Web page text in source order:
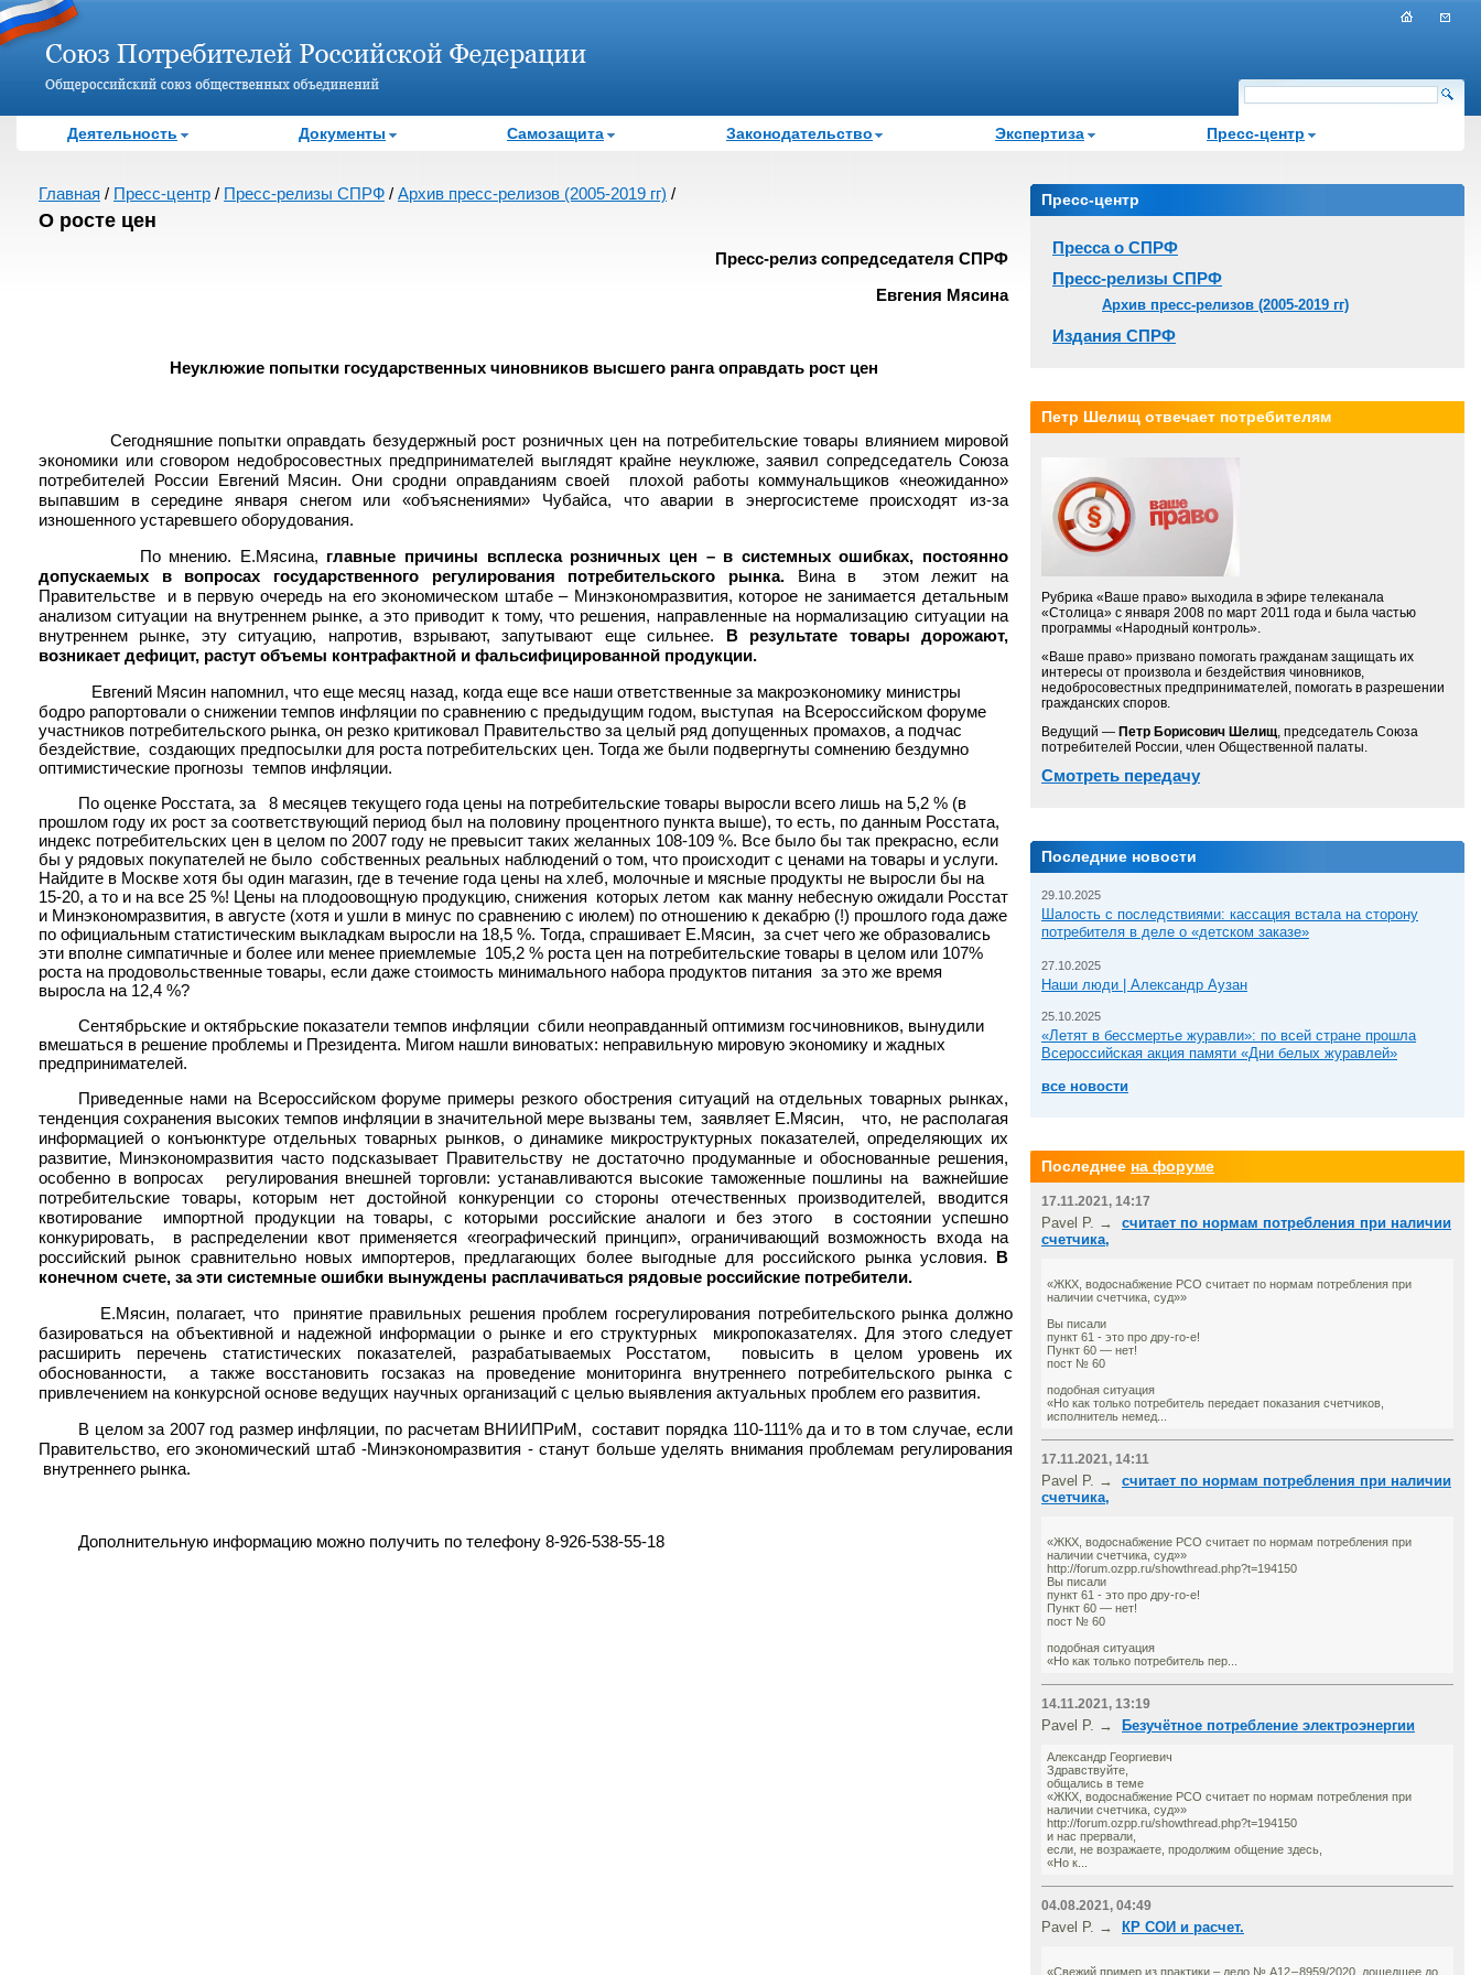
Деятельность Документы Самозащита Законодательство Экспертиза Пресс-центр
Главная / Пресс-центр / Пресс-релизы СПРФ / Архив пресс-релизов (2005-2019 гг) /
О росте цен
Пресс-релиз сопредседателя СПРФ
Евгения Мясина
Неуклюжие попытки государственных чиновников высшего ранга оправдать рост цен
Сегодняшние попытки оправдать безудержный рост розничных цен на потребительские товары влиянием мировой
экономики или сговором недобросовестных предпринимателей выглядят крайне неуклюже, заявил сопредседатель Союза
потребителей России Евгений Мясин. Они сродни оправданиям своей
плохой работы коммунальщиков «неожиданно»
выпавшим в середине января снегом или «объяснениями» Чубайса, что аварии в энергосистеме происходят из-за
изношенного устаревшего оборудования.
По мнению. Е.Мясина, главные причины всплеска розничных цен – в системных ошибках, постоянно
допускаемых в вопросах государственного регулирования потребительского рынка. Вина в
этом лежит на
Правительстве
и в первую очередь на его экономическом штабе – Минэкономразвития, которое не занимается детальным
анализом ситуации на внутреннем рынке, а это приводит к тому, что решения, направленные на нормализацию ситуации на
внутреннем рынке, эту ситуацию, напротив, взрывают, запутывают еще сильнее. В результате товары дорожают,
возникает дефицит, растут объемы контрафактной и фальсифицированной продукции.
Евгений Мясин напомнил, что еще месяц назад, когда еще все наши ответственные за макроэкономику министры
бодро рапортовали о снижении темпов инфляции по сравнению с предыдущим годом, выступая на Всероссийском форуме
участников потребительского рынка, он резко критиковал Правительство за целый ряд допущенных промахов, а подчас
бездействие, создающих предпосылки для роста потребительских цен. Тогда же были подвергнуты сомнению бездумно
оптимистические прогнозы темпов инфляции.
По оценке Росстата, за 8 месяцев текущего года цены на потребительские товары выросли всего лишь на 5,2 % (в
прошлом году их рост за соответствующий период был на половину процентного пункта выше), то есть, по данным Росстата,
индекс потребительских цен в целом по 2007 году не превысит таких желанных 108-109 %. Все было бы так прекрасно, если
бы у рядовых покупателей не было собственных реальных наблюдений о том, что происходит с ценами на товары и услуги.
Найдите в Москве хотя бы один магазин, где в течение года цены на хлеб, молочные и мясные продукты не выросли бы на
15-20, а то и на все 25 %! Цены на плодоовощную продукцию, снижения которых летом как манну небесную ожидали Росстат
и Минэкономразвития, в августе (хотя и ушли в минус по сравнению с июлем) по отношению к декабрю (!) прошлого года даже
по официальным статистическим выкладкам выросли на 18,5 %. Тогда, спрашивает Е.Мясин, за счет чего же образовались
эти вполне симпатичные и более или менее приемлемые 105,2 % роста цен на потребительские товары в целом или 107%
роста на продовольственные товары, если даже стоимость минимального набора продуктов питания за это же время
выросла на 12,4 %?
Сентябрьские и октябрьские показатели темпов инфляции сбили неоправданный оптимизм госчиновников, вынудили
вмешаться в решение проблемы и Президента. Мигом нашли виноватых: неправильную мировую экономику и жадных
предпринимателей.
Приведенные нами на Всероссийском форуме примеры резкого обострения ситуаций на отдельных товарных рынках,
тенденция сохранения высоких темпов инфляции в значительной мере вызваны тем, заявляет Е.Мясин, что, не располагая
информацией о конъюнктуре отдельных товарных рынков, о динамике микроструктурных показателей, определяющих их
развитие, Минэкономразвития часто подсказывает Правительству не достаточно продуманные и обоснованные решения,
особенно в вопросах регулирования внешней торговли: устанавливаются высокие таможенные пошлины на важнейшие
потребительские товары, которым нет достойной конкуренции со стороны отечественных производителей, вводится
квотирование импортной продукции на товары, с которыми российские аналоги и без этого в состоянии успешно
конкурировать, в распределении квот применяется «географический принцип», ограничивающий возможность входа на
российский рынок сравнительно новых импортеров, предлагающих более выгодные для российского рынка условия. В
конечном счете, за эти системные ошибки вынуждены расплачиваться рядовые российские потребители.
Е.Мясин, полагает, что принятие правильных решения проблем госрегулирования потребительского рынка должно
базироваться на объективной и надежной информации о рынке и его структурных микропоказателях. Для этого следует
расширить перечень статистических показателей, разрабатываемых Росстатом, повысить в целом уровень их
обоснованности, а также восстановить госзаказ на проведение мониторинга внутреннего потребительского рынка с
привлечением на конкурсной основе ведущих научных организаций с целью выявления актуальных проблем его развития.
В целом за 2007 год размер инфляции, по расчетам ВНИИПРиМ, составит порядка 110-111% да и то в том случае, если
Правительство, его экономический штаб -Минэкономразвития - станут больше уделять внимания проблемам регулирования
внутреннего рынка.
Дополнительную информацию можно получить по телефону 8-926-538-55-18
Пресс-центр
Пресса о СПРФ
Пресс-релизы СПРФ
Архив пресс-релизов (2005-2019 гг)
Издания СПРФ
Петр Шелищ отвечает потребителям
Рубрика «Ваше право» выходила в эфире телеканала
«Столица» с января 2008 по март 2011 года и была частью
программы «Народный контроль».
«Ваше право» призвано помогать гражданам защищать их
интересы от произвола и бездействия чиновников,
недобросовестных предпринимателей, помогать в разрешении
гражданских споров.
Ведущий — Петр Борисович Шелищ, председатель Союза
потребителей России, член Общественной палаты.
Смотреть передачу
Последние новости
29.10.2025
Шалость с последствиями: кассация встала на сторону
потребителя в деле о «детском заказе»
27.10.2025
Наши люди | Александр Аузан
25.10.2025
«Летят в бессмертье журавли»: по всей стране прошла
Всероссийская акция памяти «Дни белых журавлей»
все новости
Последнее на форуме
17.11.2021, 14:17
Pavel P. → считает по нормам потребления при наличии
счетчика,
«ЖКХ, водоснабжение РСО считает по нормам потребления при
наличии счетчика, суд»»
Вы писали
пункт 61 - это про дру-го-е!
Пункт 60 — нет!
пост № 60
подобная ситуация
«Но как только потребитель передает показания счетчиков,
исполнитель немед...
17.11.2021, 14:11
Pavel P. → считает по нормам потребления при наличии
счетчика,
«ЖКХ, водоснабжение РСО считает по нормам потребления при
наличии счетчика, суд»»
http://forum.ozpp.ru/showthread.php?t=194150
Вы писали
пункт 61 - это про дру-го-е!
Пункт 60 — нет!
пост № 60
подобная ситуация
«Но как только потребитель пер...
14.11.2021, 13:19
Pavel P. → Безучётное потребление электроэнергии
Александр Георгиевич
Здравствуйте,
общались в теме
«ЖКХ, водоснабжение РСО считает по нормам потребления при
наличии счетчика, суд»»
http://forum.ozpp.ru/showthread.php?t=194150
и нас прервали,
если, не возражаете, продолжим общение здесь,
«Но к...
04.08.2021, 04:49
Pavel P. → КР СОИ и расчет.
«Свежий пример из практики – дело № А12 – 8959/2020, дошедшее до